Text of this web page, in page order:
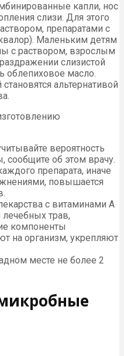
капли, нос
слизи. Для этого
препаратами с
Маленьким детям
с раствором, взрослым
слизистой
облепиховое масло.
альтернативой
вероятность
сообщите об этом врачу.
препарата, иначе
повышается
с витаминами А
трав,
компоненты
на организм, укрепляют
месте не более 2